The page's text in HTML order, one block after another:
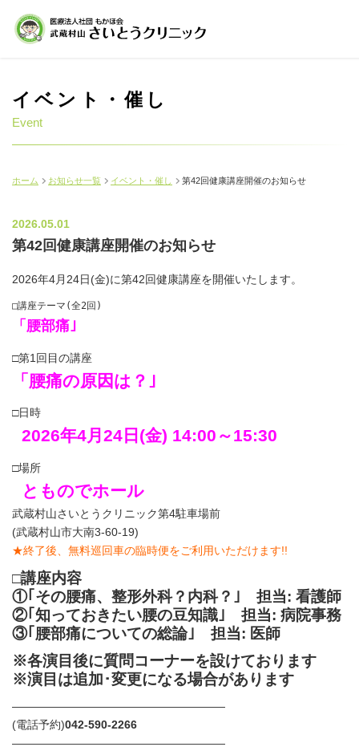
イベント・催し
Event
ホーム お知らせ一覧 イベント・催し 第42回健康講座開催のお知らせ
2026.05.01
第42回健康講座開催のお知らせ
2026年4月24日(金)に第42回健康講座を開催いたします。
「腰部痛｣
□第1回目の講座
「腰痛の原因は？｣
□日時
2026年4月24日(金) 14:00～15:30
□場所
とものでホール
武蔵村山さいとうクリニック第4駐車場前
(武蔵村山市大南3-60-19)
★終了後、無料巡回車の臨時便をご利用いただけます!!
□講座内容
①｢その腰痛、整形外科？内科？｣ 担当: 看護師
②｢知っておきたい腰の豆知識｣ 担当: 病院事務
③｢腰部痛についての総論 ｣ 担当: 医師
※各演目後に質問コーナーを設けております
※演目は追加･変更になる場合があります
―――――――――――――――――――
(電話予約)042-590-2266
―――――――――――――――――――